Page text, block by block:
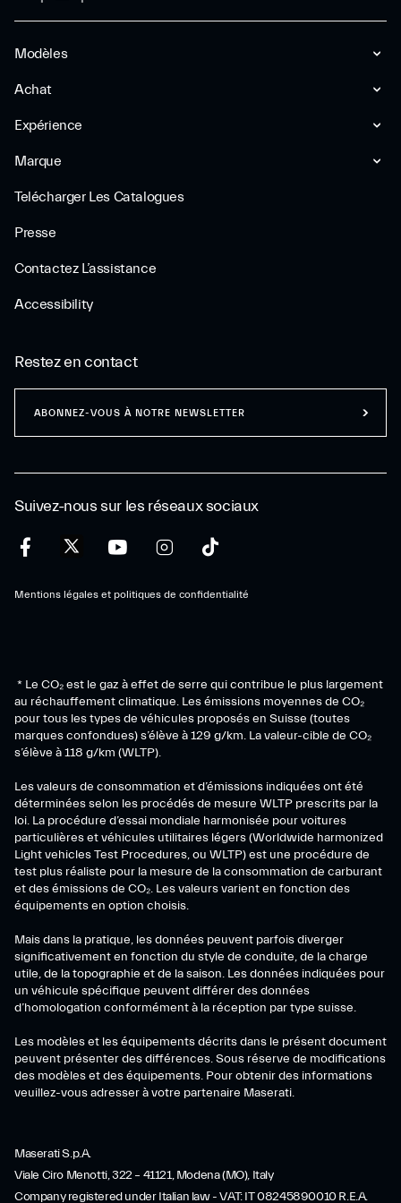
Modèles
Achat
Expérience
Marque
Telécharger Les Catalogues
Presse
Contactez L’assistance
Accessibility
Suivez-nous sur les réseaux sociaux
Mentions légales et politiques de confidentialité
Restez en contact
ABONNEZ-VOUS À NOTRE NEWSLETTER
* Le CO₂ est le gaz à effet de serre qui contribue le plus largement
au réchauffement climatique. Les émissions moyennes de CO₂
pour tous les types de véhicules proposés en Suisse (toutes
marques confondues) s’élève à 129 g/km. La valeur-cible de CO₂
s’élève à 118 g/km (WLTP).
Les valeurs de consommation et d’émissions indiquées ont été
déterminées selon les procédés de mesure WLTP prescrits par la
loi. La procédure d’essai mondiale harmonisée pour voitures
particulières et véhicules utilitaires légers (Worldwide harmonized
Light vehicles Test Procedures, ou WLTP) est une procédure de
test plus réaliste pour la mesure de la consommation de carburant
et des émissions de CO₂. Les valeurs varient en fonction des
équipements en option choisis.
Mais dans la pratique, les données peuvent parfois diverger
significativement en fonction du style de conduite, de la charge
utile, de la topographie et de la saison. Les données indiquées pour
un véhicule spécifique peuvent différer des données
d’homologation conformément à la réception par type suisse.
Les modèles et les équipements décrits dans le présent document
peuvent présenter des différences. Sous réserve de modifications
des modèles et des équipements. Pour obtenir des informations
veuillez-vous adresser à votre partenaire Maserati.
Maserati S.p.A.
Viale Ciro Menotti, 322 – 41121, Modena (MO), Italy
Company registered under Italian law - VAT: IT 08245890010 R.E.A.